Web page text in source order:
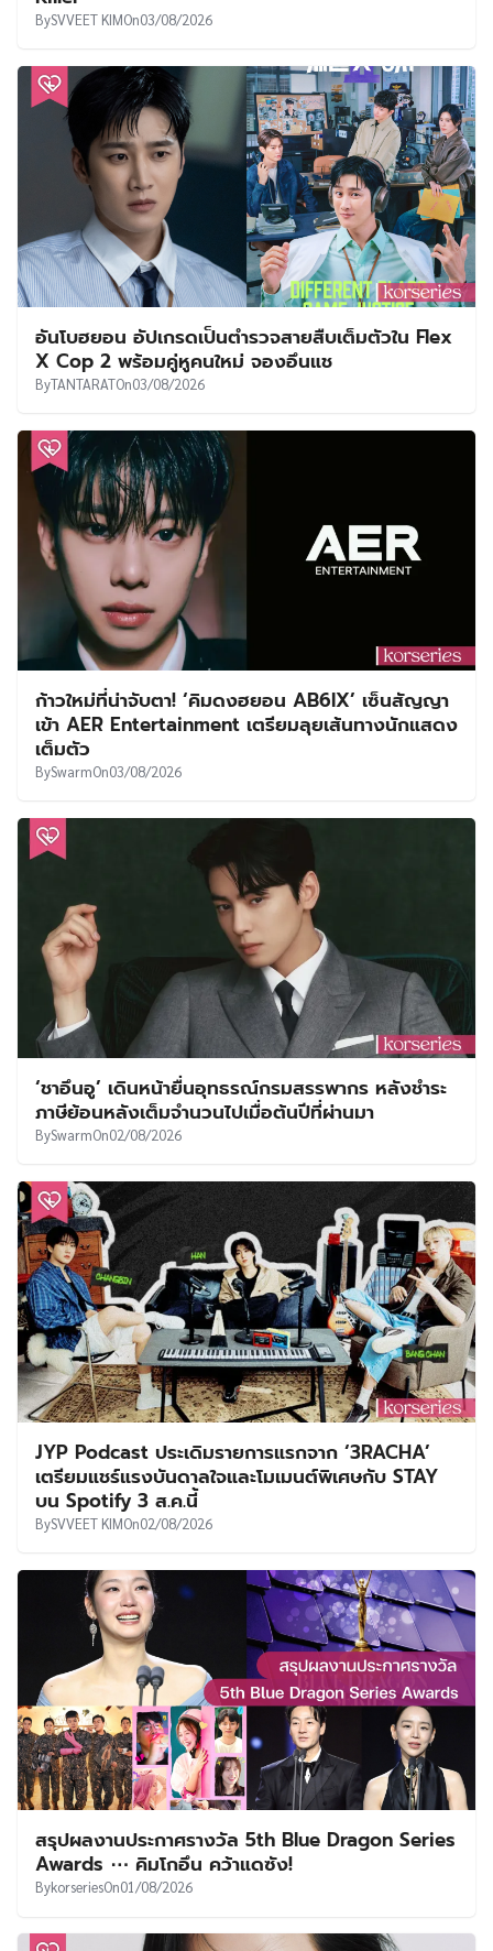
BySVVEET KIMOn03/08/2026
อันโบฮยอน อัปเกรดเป็นตำรวจสายสืบเต็มตัวใน Flex
X Cop 2 พร้อมคู่หูคนใหม่ จองอึนแช
ByTANTARATOn03/08/2026
ก้าวใหม่ที่น่าจับตา! ‘คิมดงฮยอน AB6IX’ เซ็นสัญญา
เข้า AER Entertainment เตรียมลุยเส้นทางนักแสดง
เต็มตัว
BySwarmOn03/08/2026
‘ชาอึนอู’ เดินหน้ายื่นอุทธรณ์กรมสรรพากร หลังชำระ
ภาษีย้อนหลังเต็มจำนวนไปเมื่อต้นปีที่ผ่านมา
BySwarmOn02/08/2026
JYP Podcast ประเดิมรายการแรกจาก ‘3RACHA’
เตรียมแชร์แรงบันดาลใจและโมเมนต์พิเศษกับ STAY
บน Spotify 3 ส.ค.นี้
BySVVEET KIMOn02/08/2026
สรุปผลงานประกาศรางวัล 5th Blue Dragon Series
Awards ⋯ คิมโกอึน คว้าแดซัง!
BykorseriesOn01/08/2026